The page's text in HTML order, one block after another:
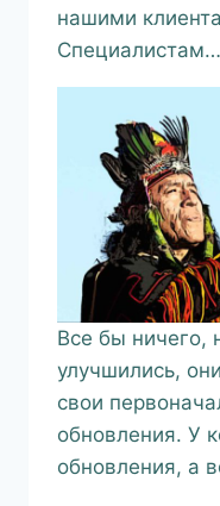
нашими
Специалистам…
Все бы ничего,
улучшились,
свои
обновления. У
обновления, а